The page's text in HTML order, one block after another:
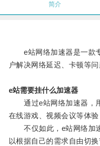
简介
e站网络加速器是一款专
户解决网络延迟、卡顿等
e站需要挂什么加速器
通过e站网络加速器，用
在线游戏、视频会议等体
不仅如此，e站网络加
以根据自己的需求自由切